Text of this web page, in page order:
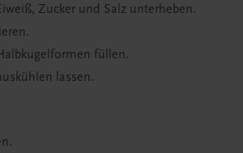
Zucker und Salz unterheben.
füllen.
lassen.